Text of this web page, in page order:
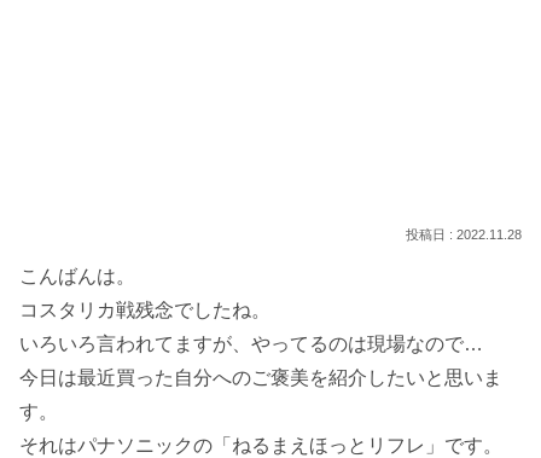
2022.11.28
こんばんは。
コスタリカ戦残念でしたね。
いろいろ言われてますが、やってるのは現場なので…
今日は最近買った自分へのご褒美を紹介したいと思いま
す。
それはパナソニックの「ねるまえほっとリフレ」です。